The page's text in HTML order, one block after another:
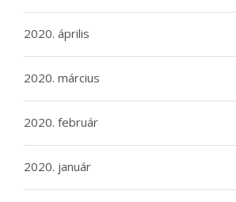
2020. április
2020. március
2020. február
2020. január